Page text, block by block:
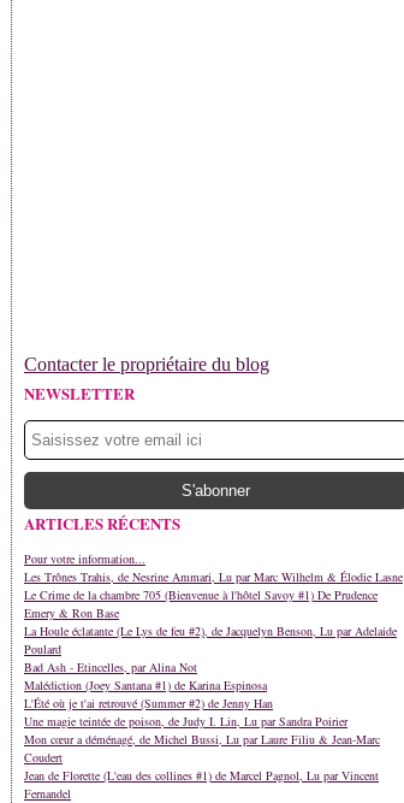
Contacter le propriétaire du blog
NEWSLETTER
ARTICLES RÉCENTS
Pour votre information...
Les Trônes Trahis, de Nesrine Ammari, Lu par Marc Wilhelm & Élodie Lasne
Le Crime de la chambre 705 (Bienvenue à l'hôtel Savoy #1) De Prudence
Emery & Ron Base
La Houle éclatante (Le Lys de feu #2), de Jacquelyn Benson, Lu par Adelaide
Poulard
Bad Ash - Etincelles, par Alina Not
Malédiction (Joey Santana #1) de Karina Espinosa
L'Été où je t'ai retrouvé (Summer #2) de Jenny Han
Une magie teintée de poison, de Judy I. Lin, Lu par Sandra Poirier
Mon cœur a déménagé, de Michel Bussi, Lu par Laure Filiu & Jean-Marc
Coudert
Jean de Florette (L'eau des collines #1) de Marcel Pagnol, Lu par Vincent
Fernandel